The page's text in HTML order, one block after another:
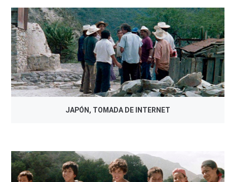
JAPÓN, TOMADA DE INTERNET